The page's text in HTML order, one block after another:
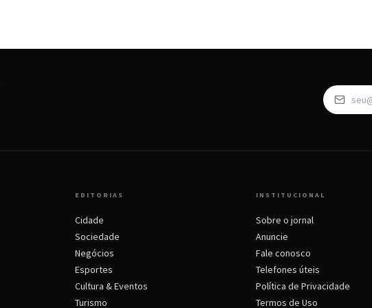
EDITORIAS
Cidade
Sociedade
Negócios
Esportes
Cultura & Eventos
Turismo
INSTITUCIONAL
Sobre o jornal
Anuncie
Fale conosco
Telefones úteis
Política de Privacidade
Termos de Uso